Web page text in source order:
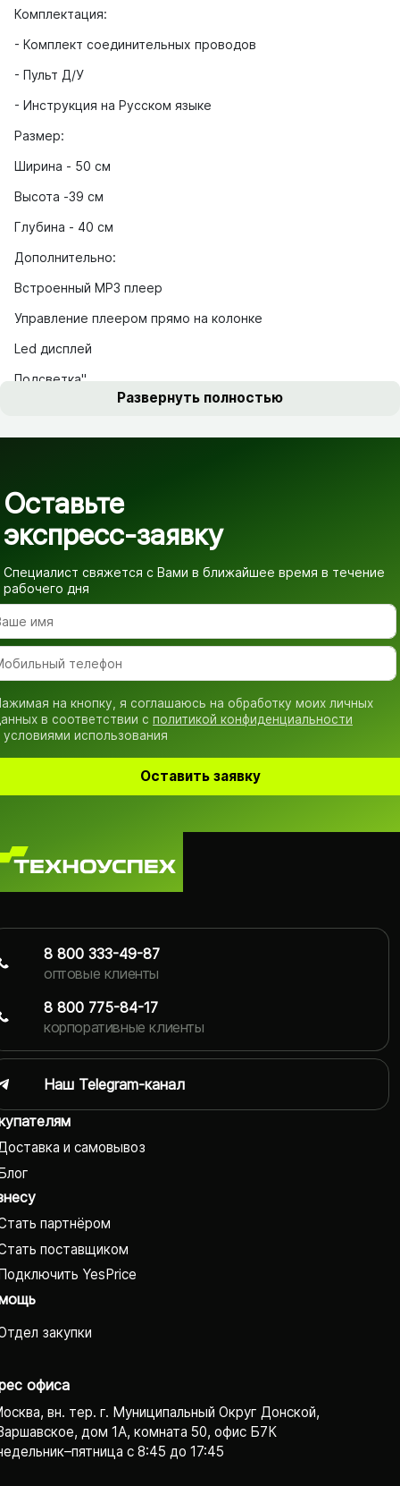
Комплектация:
- Комплект соединительных проводов
- Пульт Д/У
- Инструкция на Русском языке
Размер:
Ширина - 50 см
Высота -39 см
Глубина - 40 см
Дополнительно:
Встроенный MP3 плеер
Управление плеером прямо на колонке
Led дисплей
Подсветка"
Развернуть полностью
Оставьте
экспресс-заявку
Специалист свяжется с Вами в ближайшее время в течение
рабочего дня
на кнопку, я соглашаюсь на обработку моих личных
в соответствии с политикой конфиденциальности
условиями использования
Оставить заявку
и самовывоз
партнёром
поставщиком
YesPrice
закупки
офиса
вн. тер. г. Муниципальный Округ Донской,
дом 1А, комната 50, офис Б7К
с 8:45 до 17:45
8 800 333-49-87
оптовые клиенты
8 800 775-84-17
корпоративные клиенты
Наш Telegram-канал